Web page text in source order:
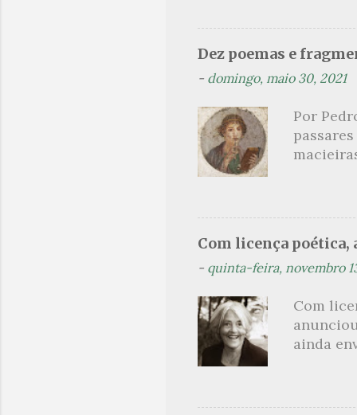
sido
se tratar
filha.
termina
Dez poemas e
- domingo, maio 30, 2021
Por
no
maçã
trazes
Com licença poética,
- quinta-feira, novembro
Com
ainda
não,